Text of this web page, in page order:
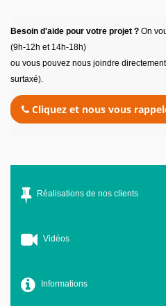
Besoin d'aide pour votre projet ? On
(9h-12h et 14h-18h)
ou vous pouvez nous joindre
surtaxé).
Cliquez et nous vous
Réalisations de nos clients
Vidéos
Informations